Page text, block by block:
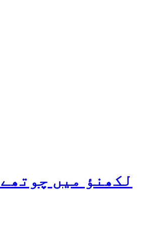
لکھنؤ میں